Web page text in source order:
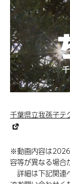
千葉県立我孫子テ
※動画内容は
容等が異なる場合
詳細は下記関連